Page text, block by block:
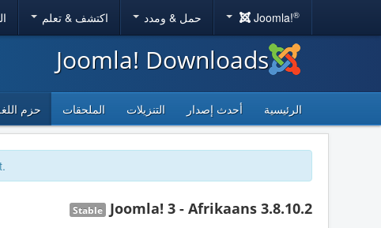
Joomla!® حمل & ومدد اكتشف & تعلم
Joomla! Downloads
الرئيسية أحدث إصدار التنزيلات الملحقات حزم
Joomla! 3 - Afrikaans 3.8.10.2
Stable